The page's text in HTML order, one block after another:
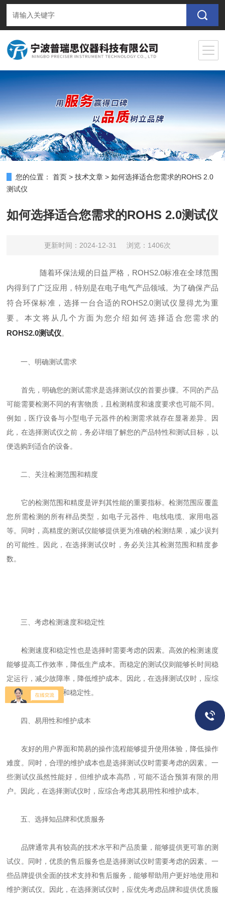
您的位置： 首页 >技术文章 >如何选择适合您需求的ROHS 2.0
测试仪
如何选择适合您需求的ROHS 2.0测试仪
更新时间：2024-12-31 浏览：1406次
随着环保法规的日益严格，ROHS2.0标准在全球范围
内得到了广泛应用，特别是在电子电气产品领域。为了确保产品
符合环保标准，选择一台合适的ROHS2.0测试仪显得尤为重
要。本文将从几个方面为您介绍如何选择适合您需求的
ROHS2.0测试仪。
一、明确测试需求
首先，明确您的测试需求是选择测试仪的首要步骤。不同的产品
可能需要检测不同的有害物质，且检测精度和速度要求也可能不同。
例如，医疗设备与小型电子元器件的检测需求就存在显著差异。因
此，在选择测试仪之前，务必详细了解您的产品特性和测试目标，以
便选购到适合的设备。
二、关注检测范围和精度
它的检测范围和精度是评判其性能的重要指标。检测范围应覆盖
您所需检测的所有样品类型，如电子元器件、电线电缆、家用电器
等。同时，高精度的测试仪能够提供更为准确的检测结果，减少误判
的可能性。因此，在选择测试仪时，务必关注其检测范围和精度参
数。
三、考虑检测速度和稳定性
检测速度和稳定性也是选择时需要考虑的因素。高效的检测速度
能够提高工作效率，降低生产成本。而稳定的测试仪则能够长时间稳
定运行，减少故障率，降低维护成本。因此，在选择测试仪时，应综
合考虑其检测速度和稳定性。
四、易用性和维护成本
友好的用户界面和简易的操作流程能够提升使用体验，降低操作
难度。同时，合理的维护成本也是选择测试仪时需要考虑的因素。一
些测试仪虽然性能好，但维护成本高昂，可能不适合预算有限的用
户。因此，在选择测试仪时，应综合考虑其易用性和维护成本。
五、选择知品牌和优质服务
品牌通常具有较高的技术水平和产品质量，能够提供更可靠的测
试仪。同时，优质的售后服务也是选择测试仪时需要考虑的因素。一
些品牌提供全面的技术支持和售后服务，能够帮助用户更好地使用和
维护测试仪。因此，在选择测试仪时，应优先考虑品牌和提供优质服